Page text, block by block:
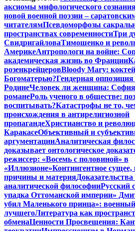
аксиомы мифологического
новой военной поэзии –
читателямПсевдоморфозы
пространствах современностиТри
СвидригайловаТимошенко и
АмерикеАнтропологи на войне:
академическая жизнь во Франции
розенкрейцеровBloody Mary:
Богоматерью?Гендерная
РодинеЧеловек ли женщина: София
романеРоль ученого в обществе:
воспитывать?Катастрофы не то,
происхождения в антирелигиозной
пропагандеХристианство и
КаракасеОбъективный и
аргументацииАналитическая
доказывает онтологическое
режиссер: «Восемь с половиной» в
«Иллюзионе»Контингентное сущее,
причины и материя
аналитической философииРусский
упадка Оттоманской империи»
убил Маленького принца»:
лучшегоЛитература как
обменаЦенности Просвещения: